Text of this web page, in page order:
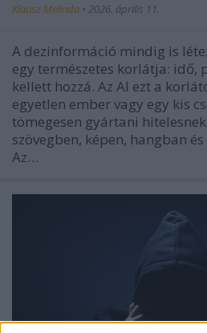
Klausz Melinda • 2026. április 11.
A dezinformáció mindig is
egy természetes korlátja: idő,
kellett hozzá. Az AI ezt a
egyetlen ember vagy egy kis
tömegesen gyártani
szövegben, képen, hangban
Az…